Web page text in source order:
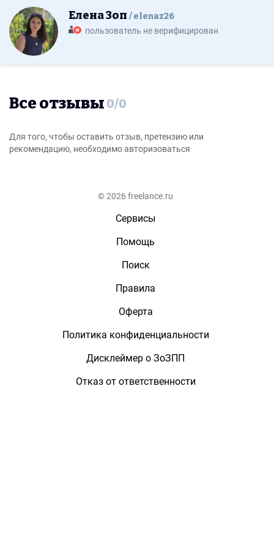
Елена Зоп elenaz26
пользователь не верифицирован
Все отзывы 0/0
Для того, чтобы оставить отзыв, претензию или
рекомендацию, необходимо авторизоваться
© 2026 freelance.ru
Сервисы
Помощь
Поиск
Правила
Оферта
Политика конфиденциальности
Дисклеймер о ЗоЗПП
Отказ от ответственности